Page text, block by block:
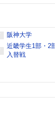
阪神大学
近畿学生1部・2
入替戦